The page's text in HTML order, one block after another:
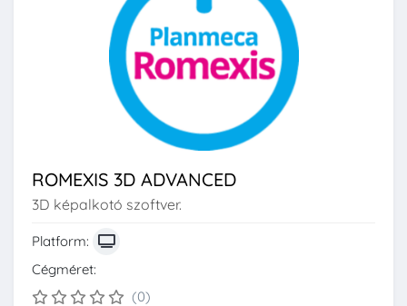
ROMEXIS 3D ADVANCED
3D képalkotó szoftver.
Platform:
Cégméret:
(0)